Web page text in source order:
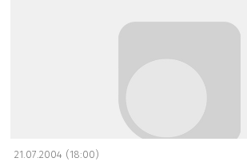
21.07.2004 (18:00)